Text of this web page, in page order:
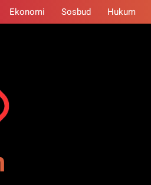
Ekonomi Sosbud Hukum